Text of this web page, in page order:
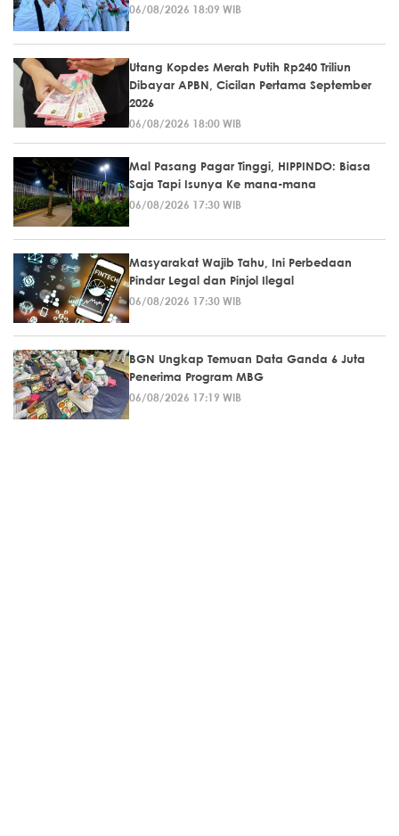
06/08/2026 18:09 WIB
Utang Kopdes Merah Putih Rp240 Triliun
Dibayar APBN, Cicilan Pertama September
2026
06/08/2026 18:00 WIB
Mal Pasang Pagar Tinggi, HIPPINDO: Biasa
Saja Tapi Isunya Ke mana-mana
06/08/2026 17:30 WIB
Masyarakat Wajib Tahu, Ini Perbedaan
Pindar Legal dan Pinjol Ilegal
06/08/2026 17:30 WIB
BGN Ungkap Temuan Data Ganda 6 Juta
Penerima Program MBG
06/08/2026 17:19 WIB